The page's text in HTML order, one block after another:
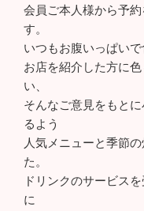
会員ご本人様から予
す。
いつもお腹いっぱい
お店を紹介した方に
い、
そんなご意見をもと
るよう
人気メニューと季節
た。
ドリンクのサービス
に